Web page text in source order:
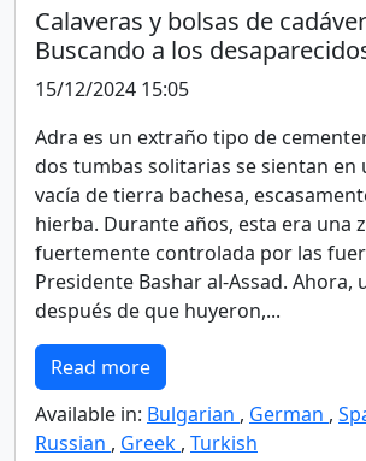
Calaveras y bolsas de
Buscando a los
15/12/2024 15:05
Adra es un extraño tipo de
dos tumbas solitarias se sientan en
vacía de tierra bachesa,
hierba. Durante años, esta era una
fuertemente controlada por las
Presidente Bashar al-Assad. Ahora,
después de que huyeron,...
Read more
Available in: Bulgarian , German ,
Russian , Greek , Turkish